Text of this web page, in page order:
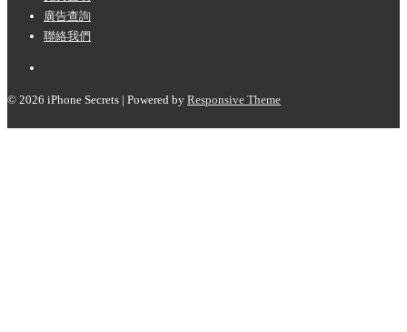
廣告查詢
聯絡我們
© 2026 iPhone Secrets | Powered by Responsive Theme